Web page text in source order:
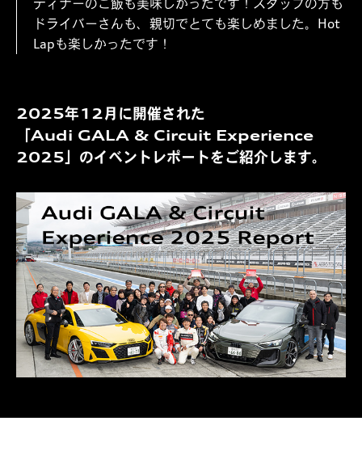
ドライバーさんも、親切でとても楽しめました。Hot
Lapも楽しかったです！
2025年12月に開催された
「Audi GALA & Circuit Experience
2025」のイベントレポートをご紹介します。